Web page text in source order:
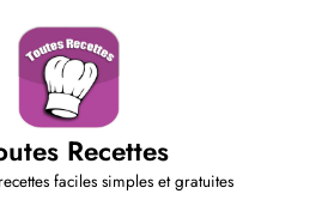
Recettes
faciles simples et gratuites